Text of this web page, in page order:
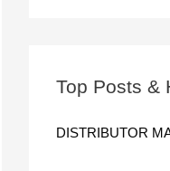
t
Top Posts &
DISTRIBUTOR